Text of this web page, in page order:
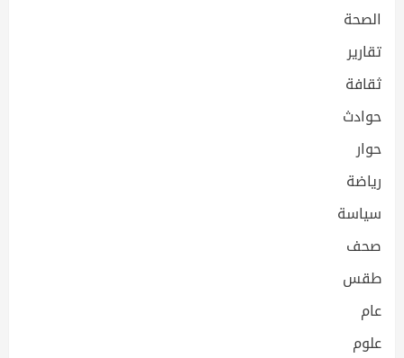
الصحة
تقارير
ثقافة
حوادث
حوار
رياضة
سياسة
صحف
طقس
عام
علوم